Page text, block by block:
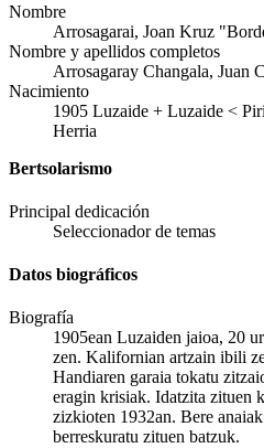
Nombre
Arrosagarai, Joan Kruz
Nombre y apellidos completos
Arrosagaray Changala, Juan
Nacimiento
1905 Luzaide + Luzaide <
Herria
Bertsolarismo
Principal dedicación
Seleccionador de temas
Datos biográficos
Biografía
1905ean Luzaiden jaioa, 20
zen. Kalifornian artzain ibili
Handiaren garaia tokatu
eragin krisiak. Idatzita zituen
zizkioten 1932an. Bere
berreskuratu zituen batzuk.